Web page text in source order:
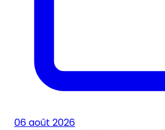
06 août 2026